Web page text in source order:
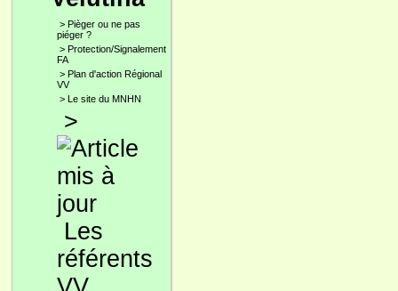
> Pièger ou ne pas
piéger ?
> Protection/Signalement
FA
> Plan d'action Régional
VV
> Le site du MNHN
>
Les
référents